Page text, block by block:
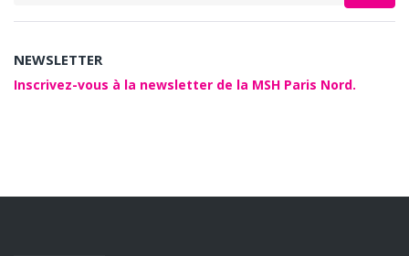
NEWSLETTER
Inscrivez-vous à la newsletter de la MSH Paris Nord.